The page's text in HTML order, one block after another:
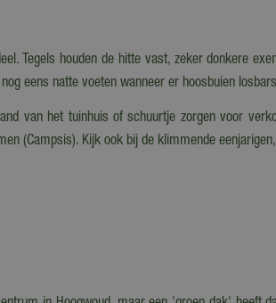
Tegels houden de hitte vast, zeker donkere
eens natte voeten wanneer er hoosbuien
van het tuinhuis of schuurtje zorgen voor
(Campsis). Kijk ook bij de klimmende